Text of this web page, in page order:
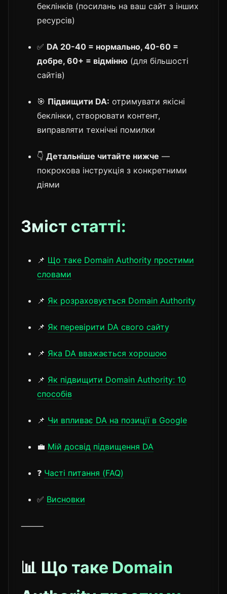
беклінків (посилань на ваш сайт з інших
ресурсів)
✅ DA 20-40 = нормально, 40-60 =
добре, 60+ = відмінно (для більшості
сайтів)
🎯 Підвищити DA: отримувати якісні
беклінки, створювати контент,
виправляти технічні помилки
👇 Детальніше читайте нижче —
покрокова інструкція з конкретними
діями
Зміст статті:
📌 Що таке Domain Authority простими
словами
📌 Як розраховується Domain Authority
📌 Як перевірити DA свого сайту
📌 Яка DA вважається хорошою
📌 Як підвищити Domain Authority: 10
способів
📌 Чи впливає DA на позиції в Google
💼 Мій досвід підвищення DA
❓ Часті питання (FAQ)
✅ Висновки
⸻
📊 Що таке Domain